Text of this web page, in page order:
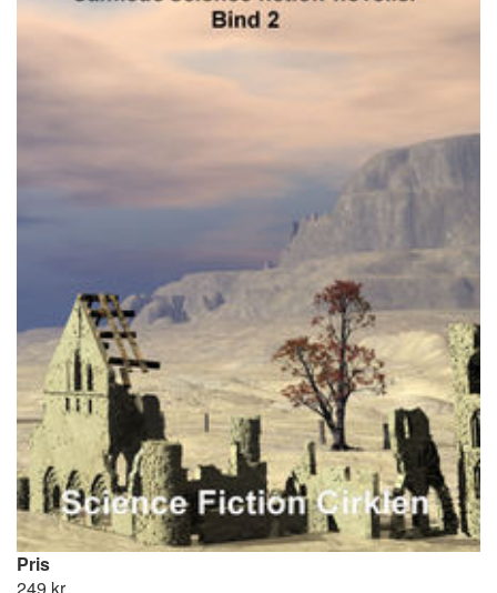
Pris